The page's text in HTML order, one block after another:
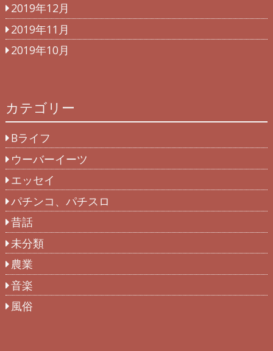
2019年12月
2019年11月
2019年10月
カテゴリー
Bライフ
ウーバーイーツ
エッセイ
パチンコ、パチスロ
昔話
未分類
農業
音楽
風俗